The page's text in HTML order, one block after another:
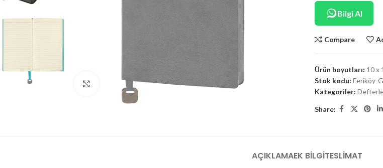
Click to enlarge
Bilgi Al
Compare
Ürün boyutları: 10 x
Stok kodu: Feriköy-G
Kategoriler:
Share:
AÇIKLAMAEK BILGITESLIMAT